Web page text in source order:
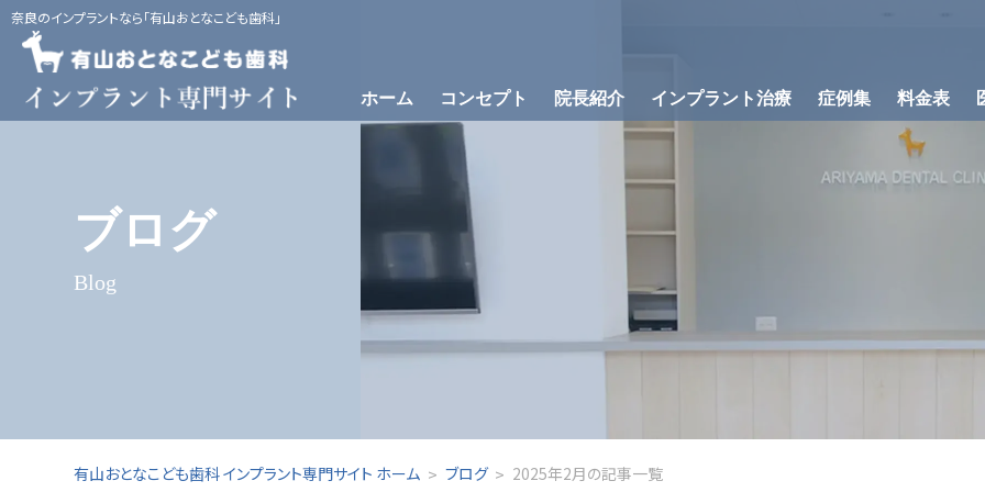
奈良のインプラントなら「有山おとなこども歯科」
ホーム コンセプト 院長紹介 インプラント治療
インプラント治療とは インプラント治療の流れ
症例集 料金表
ブログ
Blog
有山おとなこども歯科 インプラント専門サイト ホーム ブログ 2025年2月の記事一覧